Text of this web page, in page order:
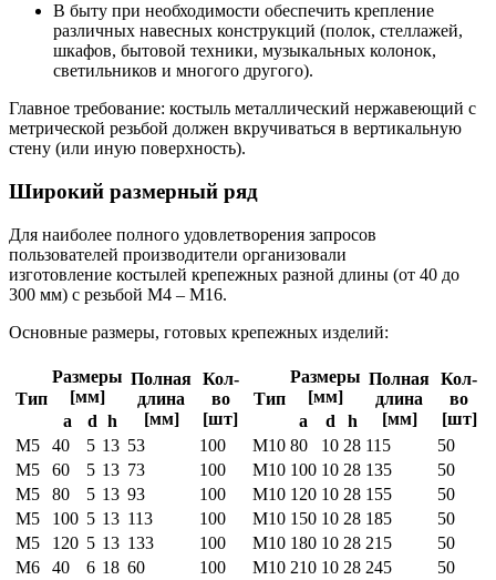
В быту при необходимости обеспечить крепление
различных навесных конструкций (полок, стеллажей,
шкафов, бытовой техники, музыкальных колонок,
светильников и многого другого).
Главное требование: костыль металлический нержавеющий с
метрической резьбой должен вкручиваться в вертикальную
стену (или иную поверхность).
Широкий размерный ряд
Для наиболее полного удовлетворения запросов
пользователей производители организовали
изготовление костылей крепежных разной длины (от 40 до
300 мм) с резьбой М4 – М16.
Основные размеры, готовых крепежных изделий:
Тип
Размеры
[мм]
Полная
длина
[мм]
Кол-
во
[шт]
а d h
М5
40 5 13 53
100
М5
60 5 13 73
100
М5
80 5 13 93
100
М5
100 5 13 113
100
М5
120 5 13 133
100
М6
40 6 18 60
100
Тип
Размеры
[мм]
Полная
длина
[мм]
Кол-
во
[шт]
а d
h
M10 80 10 28 115
50
M10 100 10 28 135
50
M10 120 10 28 155
50
M10 150 10 28 185
50
M10 180 10 28 215
50
M10 210 10 28 245
50